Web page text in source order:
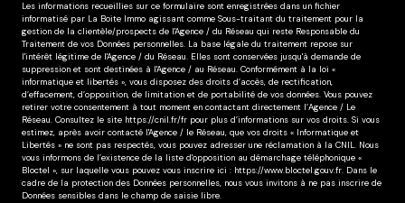
Les informations recueillies sur ce formulaire sont enregistrées dans un fichier
informatisé par La Boite Immo agissant comme Sous-traitant du traitement pour la
gestion de la clientèle/prospects de l'Agence / du Réseau qui reste Responsable du
Traitement de vos Données personnelles. La base légale du traitement repose sur
l'intérêt légitime de l'Agence / du Réseau. Elles sont conservées jusqu'à demande de
suppression et sont destinées à l'Agence / au Réseau. Conformément à la loi «
informatique et libertés », vous disposez des droits d’accès, de rectification,
d’effacement, d’opposition, de limitation et de portabilité de vos données. Vous pouvez
retirer votre consentement à tout moment en contactant directement l’Agence / Le
Réseau. Consultez le site https://cnil.fr/fr pour plus d’informations sur vos droits. Si vous
estimez, après avoir contacté l'Agence / le Réseau, que vos droits « Informatique et
Libertés » ne sont pas respectés, vous pouvez adresser une réclamation à la CNIL. Nous
vous informons de l’existence de la liste d'opposition au démarchage téléphonique «
Bloctel », sur laquelle vous pouvez vous inscrire ici : https://www.bloctel.gouv.fr. Dans le
cadre de la protection des Données personnelles, nous vous invitons à ne pas inscrire de
Données sensibles dans le champ de saisie libre.